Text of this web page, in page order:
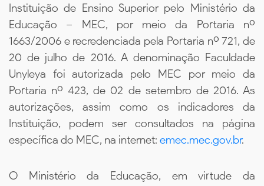
Instituição de Ensino Superior pelo Ministério da
Educação – MEC, por meio da Portaria nº
1663/2006 e recredenciada pela Portaria nº 721, de
20 de julho de 2016. A denominação Faculdade
Unyleya foi autorizada pelo MEC por meio da
Portaria nº 423, de 02 de setembro de 2016. As
autorizações, assim como os indicadores da
Instituição, podem ser consultados na página
específica do MEC, na internet: emec.mec.gov.br.
O Ministério da Educação, em virtude da